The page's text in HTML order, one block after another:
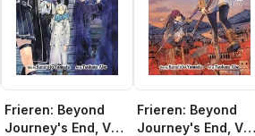
Frieren: Beyond
Journey's End, Vol.
Frieren: Beyond
Journey's End,